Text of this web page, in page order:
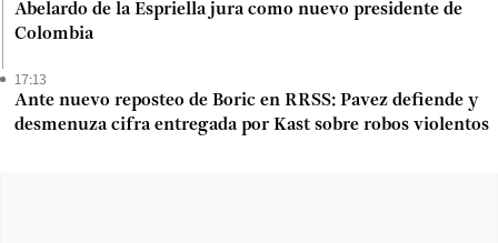
Abelardo de la Espriella jura como nuevo presidente de
Colombia
17:13
Ante nuevo reposteo de Boric en RRSS: Pavez defiende y
desmenuza cifra entregada por Kast sobre robos violentos